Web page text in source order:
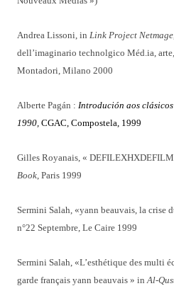
Andrea Lissoni, in Link Project Netmage
dell’imaginario technolgico Méd.ia,
Montadori, Milano 2000
Alberte Pagán : Introdución aos
1990, CGAC, Compostela, 1999
Gilles Royanais, «
Book, Paris 1999
Sermini Salah, «yann beauvais, la crise
n°22 Septembre, Le Caire 1999
Sermini Salah, «L’esthétique des multi
garde français yann beauvais » inAl-